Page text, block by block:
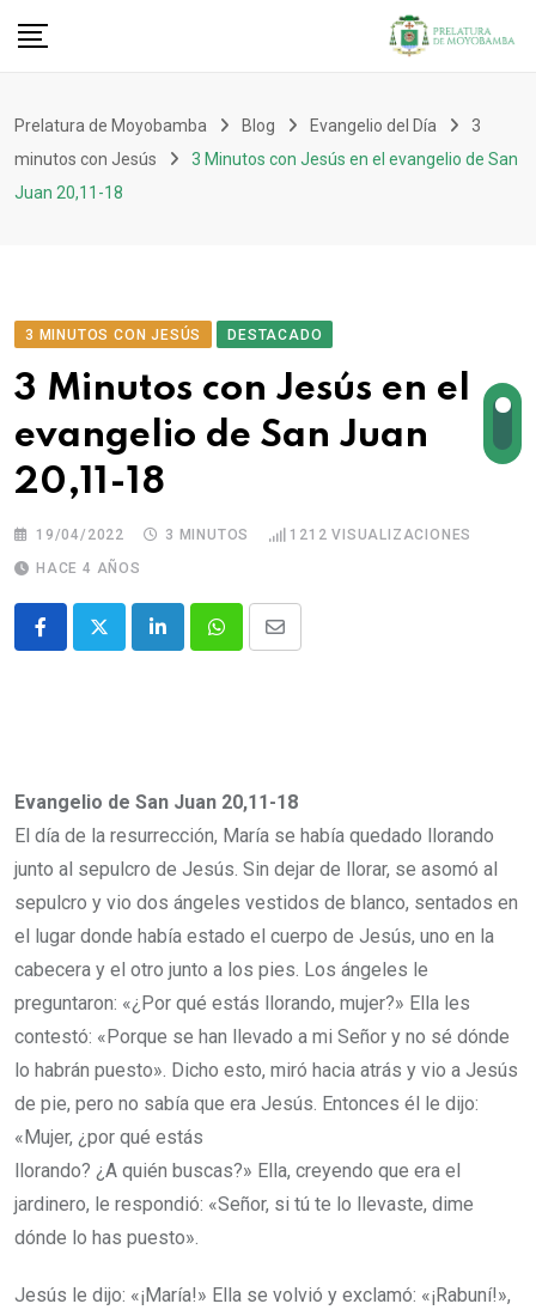
Prelatura de Moyobamba Blog Evangelio del Día
3
minutos con Jesús
3 Minutos con Jesús en el evangelio de San
Juan 20,11-18
3 MINUTOS CON JESÚS DESTACADO
3 Minutos con Jesús en el
evangelio de San Juan
20,11-18
19/04/2022 3 MINUTOS 1212 VISUALIZACIONES
HACE 4 AÑOS
Evangelio de San Juan 20,11-18
El día de la resurrección, María se había quedado llorando
junto al sepulcro de Jesús. Sin dejar de llorar, se asomó al
sepulcro y vio dos ángeles vestidos de blanco, sentados en
el lugar donde había estado el cuerpo de Jesús, uno en la
cabecera y el otro junto a los pies. Los ángeles le
preguntaron: «¿Por qué estás llorando, mujer?» Ella les
contestó: «Porque se han llevado a mi Señor y no sé dónde
lo habrán puesto». Dicho esto, miró hacia atrás y vio a Jesús
de pie, pero no sabía que era Jesús. Entonces él le dijo:
«Mujer, ¿por qué estás
llorando? ¿A quién buscas?» Ella, creyendo que era el
jardinero, le respondió: «Señor, si tú te lo llevaste, dime
dónde lo has puesto».
Jesús le dijo: «¡María!» Ella se volvió y exclamó: «¡Rabuní!»,